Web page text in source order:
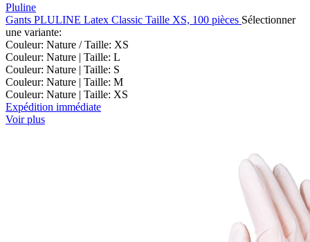
Pluline
Gants PLULINE Latex Classic Taille XS, 100 pièces Sélectionner
une variante:
Couleur: Nature / Taille: XS
Couleur: Nature | Taille: L
Couleur: Nature | Taille: S
Couleur: Nature | Taille: M
Couleur: Nature | Taille: XS
Expédition immédiate
Voir plus